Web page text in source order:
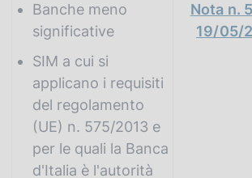
Banche meno
significative
SIM a cui si
applicano i requisiti
del regolamento
(UE) n. 575/2013 e
per le quali la Banca
d'Italia è l'autorità
Nota n.
19/05/